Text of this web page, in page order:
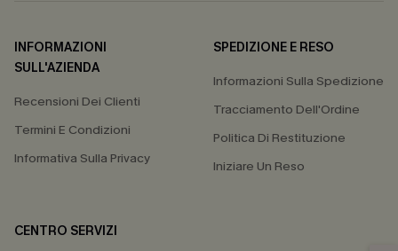
INFORMAZIONI
SULL'AZIENDA
Recensioni Dei Clienti
Termini E Condizioni
Informativa Sulla Privacy
SPEDIZIONE E RESO
Informazioni Sulla Spedizione
Tracciamento Dell'Ordine
Politica Di Restituzione
Iniziare Un Reso
CENTRO SERVIZI